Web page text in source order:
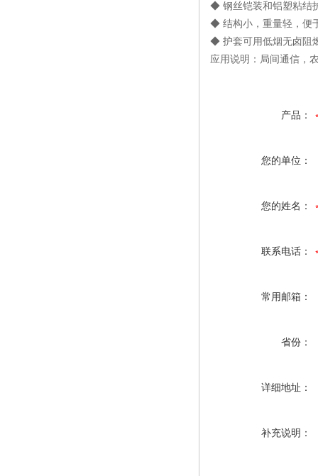
◆ 钢丝铠装和铝塑粘结
◆ 结构小，重量轻，便
◆ 护套可用低烟无卤阻
应用说明：局间通信，
产品：
您的单位：
您的姓名：
联系电话：
常用邮箱：
省份：
详细地址：
补充说明：